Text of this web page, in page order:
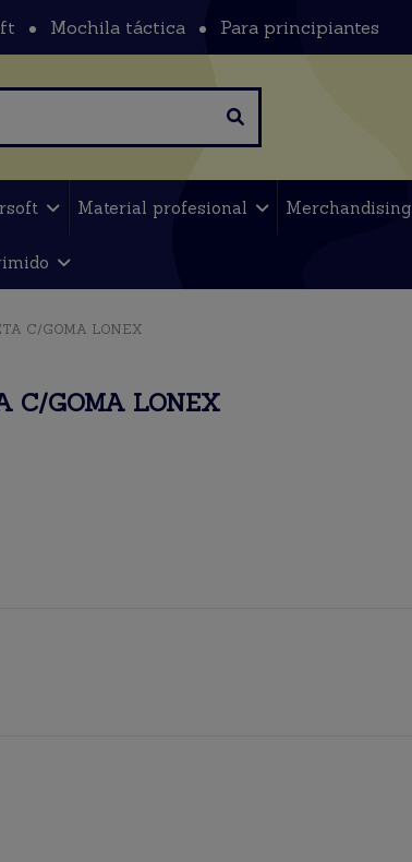
Mochila táctica Para principiantes
Material profesional Merchandising
C/GOMA LONEX
C/GOMA LONEX